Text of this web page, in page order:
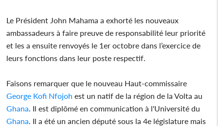
Le Président John Mahama a exhorté les nouveaux
ambassadeurs à faire preuve de responsabilité leur priorité
et les a ensuite renvoyés le 1er octobre dans l’exercice de
leurs fonctions dans leur poste respectif.
Faisons remarquer que le nouveau Haut-commissaire
George Kofi Nfojoh est un natif de la région de la Volta au
Ghana . Il est diplômé en communication à l'Université du
Ghana . Il a été un ancien député sous la 4e législature mais